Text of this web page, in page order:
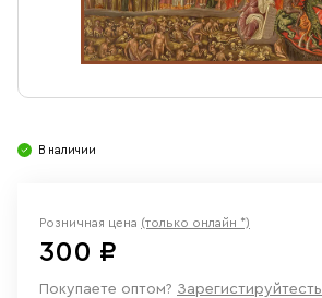
В наличии
Розничная цена (только онлайн *)
300 ₽
Покупаете оптом? Зарегистируйтесть